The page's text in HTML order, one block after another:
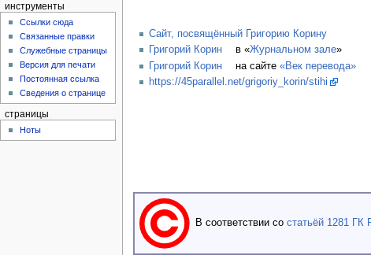
Сайт, посвящённый Григорию Корину
Григорий Корин
в «Журнальном зале»
Григорий Корин
на сайте «Век перевода»
https://45parallel.net/grigoriy_korin/stihi
В соответствии со статьёй 1281 ГК
инструменты
Ссылки сюда
Связанные правки
Служебные страницы
Версия для печати
Постоянная ссылка
Сведения о странице
страницы
Ноты